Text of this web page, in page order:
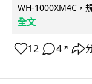
WH-1000XM4C，
全文
12 4 ↗